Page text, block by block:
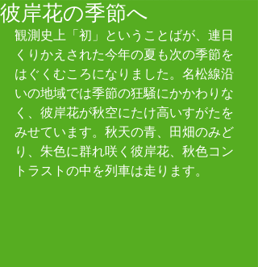
彼岸花の季節へ
観測史上「初」ということばが、連日
くりかえされた今年の夏も次の季節を
はぐくむころになりました。名松線沿
いの地域では季節の狂騒にかかわりな
く、彼岸花が秋空にたけ高いすがたを
みせています。秋天の青、田畑のみど
り、朱色に群れ咲く彼岸花、秋色コン
トラストの中を列車は走ります。